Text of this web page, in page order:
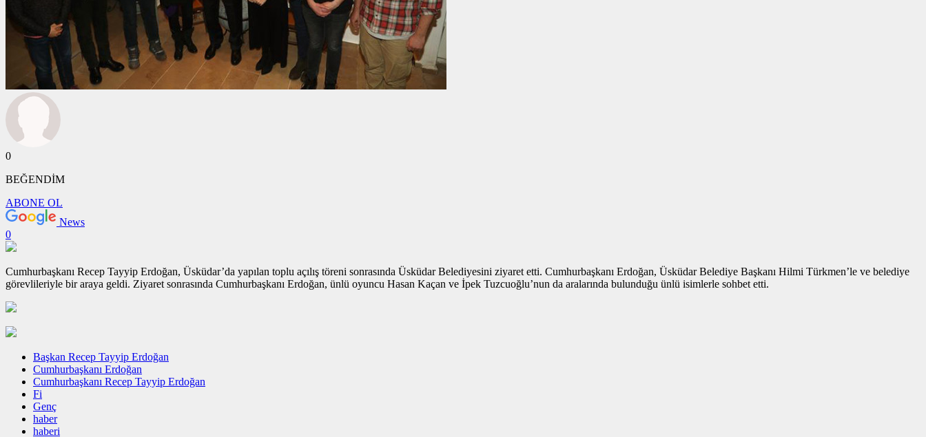
0
BEĞENDİM
ABONE OL
News
0
Cumhurbaşkanı Recep Tayyip Erdoğan, Üsküdar’da yapılan toplu açılış töreni sonrasında Üsküdar Belediyesini ziyaret etti. Cumhurbaşkanı Erdoğan, Üsküdar Belediye Başkanı Hilmi Türkmen’le ve belediye
görevlileriyle bir araya geldi. Ziyaret sonrasında Cumhurbaşkanı Erdoğan, ünlü oyuncu Hasan Kaçan ve İpek Tuzcuoğlu’nun da aralarında bulunduğu ünlü isimlerle sohbet etti.
Başkan Recep Tayyip Erdoğan
Cumhurbaşkanı Erdoğan
Cumhurbaşkanı Recep Tayyip Erdoğan
Fi
Genç
haber
haberi